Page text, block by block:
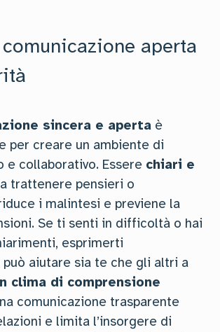
aperta
sincera e aperta è
per creare un ambiente di
e collaborativo. Essere chiari e
trattenere pensieri o
i malintesi e previene la
Se ti senti in difficoltà o hai
esprimerti
aiutare sia te che gli altri a
clima di comprensione
comunicazione trasparente
e limita l’insorgere di